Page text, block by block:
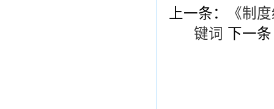
上一条：
《制
键词 下一